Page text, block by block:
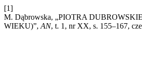
[1]
M. Dąbrowska, „PIOTRA
WIEKU)”, AN, t. 1, nr XX, s. 155–167,